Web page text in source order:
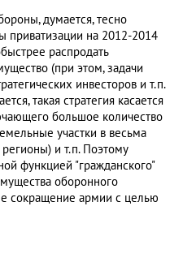
думается, тесно
приватизации на 2012-2014
распродать
(при этом, задачи
инвесторов и т.п.
такая стратегия касается
большое количество
участки в весьма
и т.п. Поэтому
функцией "гражданского"
оборонного
сокращение армии с целью